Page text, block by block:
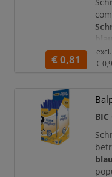
De
€ 0,81
€